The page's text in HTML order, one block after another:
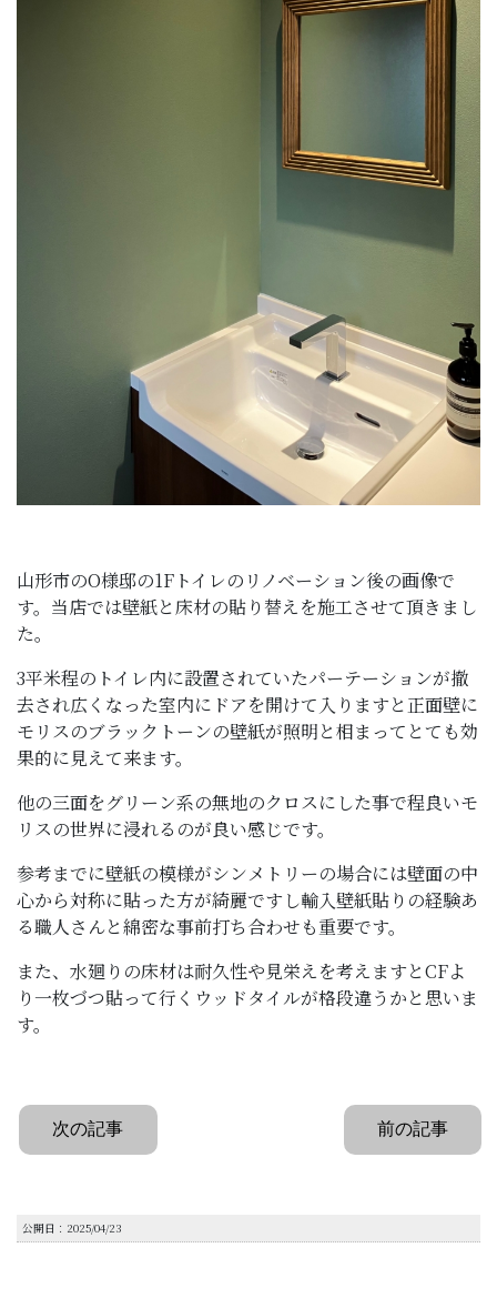
山形市のO様邸の1Fトイレのリノベーション後の画像で
す。当店では壁紙と床材の貼り替えを施工させて頂きまし
た。
3平米程のトイレ内に設置されていたパーテーションが撤
去され広くなった室内にドアを開けて入りますと正面壁に
モリスのブラックトーンの壁紙が照明と相まってとても効
果的に見えて来ます。
他の三面をグリーン系の無地のクロスにした事で程良いモ
リスの世界に浸れるのが良い感じです。
参考までに壁紙の模様がシンメトリーの場合には壁面の中
心から対称に貼った方が綺麗ですし輸入壁紙貼りの経験あ
る職人さんと綿密な事前打ち合わせも重要です。
また、水廻りの床材は耐久性や見栄えを考えますとCFよ
り一枚づつ貼って行くウッドタイルが格段違うかと思いま
す。
次の記事 前の記事
公開日：2025/04/23